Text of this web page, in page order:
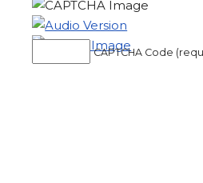
CAPTCHA Code